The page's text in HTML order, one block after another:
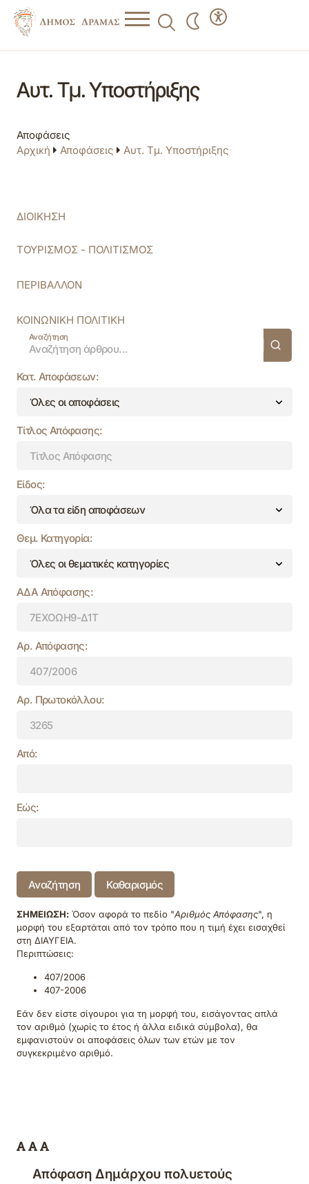
Αυτ. Τμ. Υποστήριξης
Αποφάσεις
Αρχική
Αποφάσεις Αυτ. Τμ. Υποστήριξης
ΔΙΟΙΚΗΣΗ
ΤΟΥΡΙΣΜΟΣ - ΠΟΛΙΤΙΣΜΟΣ
ΠΕΡΙΒΑΛΛΟΝ
ΚΟΙΝΩΝΙΚΗ ΠΟΛΙΤΙΚΗ
Αναζήτηση
Κατ. Αποφάσεων:
Τίτλος Απόφασης:
Είδος:
Θεμ. Κατηγορία:
ΑΔΑ Απόφασης:
Αρ. Απόφασης:
Αρ. Πρωτοκόλλου:
Από:
Εώς:
Αναζήτηση Καθαρισμός
ΣΗΜΕΙΩΣΗ: Όσον αφορά το πεδίο "Αριθμός Απόφασης", η
μορφή του εξαρτάται από τον τρόπο που η τιμή έχει εισαχθεί
στη ΔΙΑΥΓΕΙΑ.
Περιπτώσεις:
407/2006
407-2006
Εάν δεν είστε σίγουροι για τη μορφή του, εισάγοντας απλά
τον αριθμό (χωρίς το έτος ή άλλα ειδικά σύμβολα), θα
εμφανιστούν οι αποφάσεις όλων των ετών με τον
συγκεκριμένο αριθμό.
Απόφαση Δημάρχου πολυετούς